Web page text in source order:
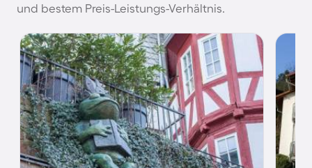
und bestem Preis-Leistungs-Verhältnis.